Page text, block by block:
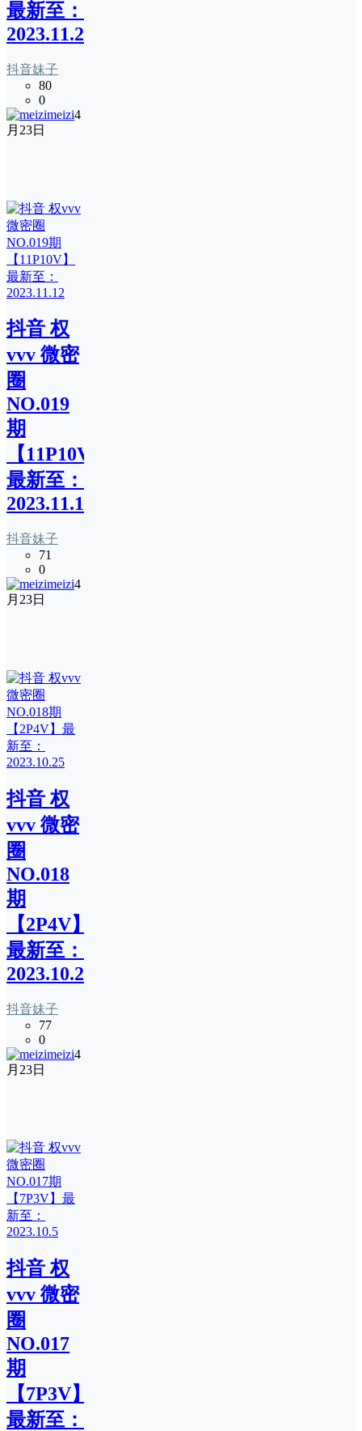
最新至：
2023.11.22
抖音妹子
80
0
meizi4
月23日
抖音 权
vvv 微密
圈
NO.019
期
【11P10V】
最新至：
2023.11.12
抖音妹子
71
0
meizi4
月23日
抖音 权
vvv 微密
圈
NO.018
期
【2P4V】
最新至：
2023.10.25
抖音妹子
77
0
meizi4
月23日
抖音 权
vvv 微密
圈
NO.017
期
【7P3V】
最新至：